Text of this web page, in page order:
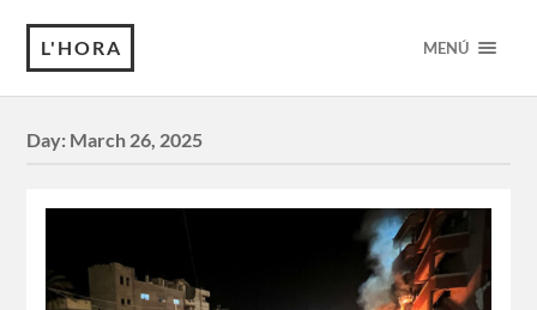
L'HORA MENÚ
Day: March 26, 2025